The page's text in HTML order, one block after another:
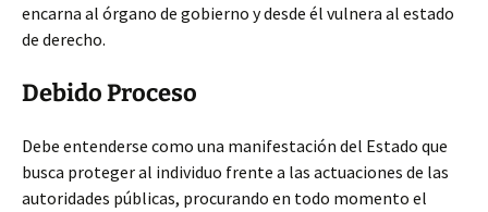
encarna al órgano de gobierno y desde él vulnera al estado
de derecho.
Debido Proceso
Debe entenderse como una manifestación del Estado que
busca proteger al individuo frente a las actuaciones de las
autoridades públicas, procurando en todo momento el